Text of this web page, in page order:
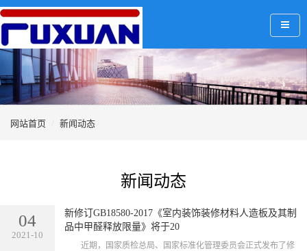
网站首页 新闻动态
新闻动态
04
2021-10
新修订GB18580-2017《室内装饰装修材料人造板及其制
品中甲醛释放限量》将于20
近期，国家质检总局、国家标准化管理委员会正式发布了修